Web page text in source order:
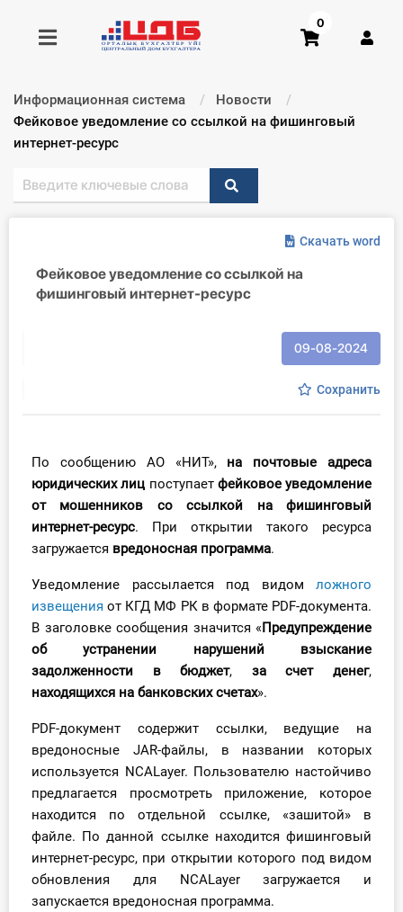
Получить консультацию
Главная ИС
Консультации
Вебинары
Справочник бухгалтера
Практика ИП
Кадры. Труд. Зарплата.
Учет по отраслям
Юридический помощник
Интернет-магазин
О Системе
Обучение
Тарифы
0
Информационная система
Новости
Текущий:
Фейковое уведомление со ссылкой на фишинговый
интернет-ресурс
Скачать word
Фейковое уведомление со ссылкой на
фишинговый интернет-ресурс
09-08-2024
Сохранить
По сообщению АО «НИТ», на почтовые адреса
юридических лиц поступает фейковое уведомление
от мошенников со ссылкой на фишинговый
интернет-ресурс. При открытии такого ресурса
загружается вредоносная программа.
Уведомление рассылается под видом ложного
извещения от КГД МФ РК в формате PDF-документа.
В заголовке сообщения значится «Предупреждение
об устранении нарушений взыскание
задолженности в бюджет, за счет денег,
находящихся на банковских счетах».
PDF-документ содержит ссылки, ведущие на
вредоносные JAR-файлы, в названии которых
используется NCALayer. Пользователю настойчиво
предлагается просмотреть приложение, которое
находится по отдельной ссылке, «зашитой» в
файле. По данной ссылке находится фишинговый
интернет-ресурс, при открытии которого под видом
обновления для NCALayer загружается и
запускается вредоносная программа.